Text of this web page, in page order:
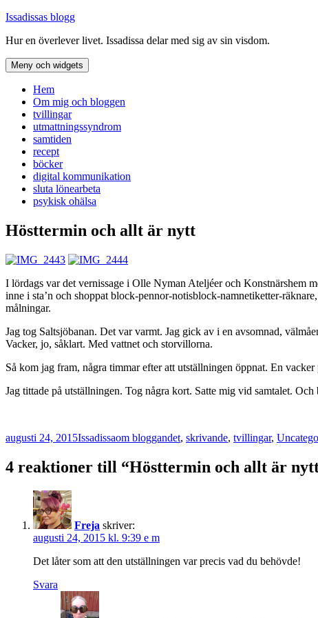
Hoppa
innehåll
Issadissas blogg
Hur en överlever livet. Issadissa delar med sig av sin visdom.
Meny och widgets
Hem
Om mig och bloggen
tvillingar
utmattningssyndrom
samtiden
recept
böcker
digital kommunikation
sluta lönearbeta
psykisk ohälsa
Hösttermin och allt är nytt
I lördags var det vernissage i Olle Nyman Ateljéer och Konstnärshem
inne i sta’n och shoppat block-pennor-notisblock-namnetiketter-
målningar.
Jag tog Saltsjöbanan. Det var varmt. Jag gick av i en avsomnad,
Vacker, jo, såklart. Med vattnet och storvillorna.
Så kom jag fram, några timmar efter att utställningen öppnat. En
Jag tittade på utställningen. Tog några kort. Satte mig vid samtalet.
Postat
augusti 24, 2015Författare
IssadissaKategorier
om bloggandet, skrivande, tvillingar,
4 reaktioner till “Hösttermin och allt är
Freja skriver:
augusti 24, 2015 kl. 9:39 e m
Det låter som att den utställningen var precis vad du behövde!
Svara